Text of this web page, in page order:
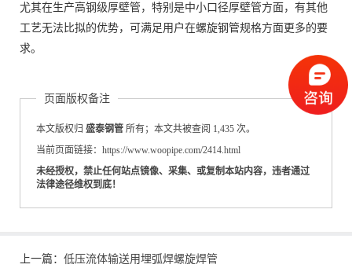
尤其在生产高钢级厚壁管，特别是中小口径厚壁管方面，有其他
工艺无法比拟的优势，可满足用户在螺旋钢管规格方面更多的要
求。
页面版权备注
本文版权归 盛泰钢管 所有；本文共被查阅 1,435 次。
当前页面链接：https://www.woopipe.com/2414.html
未经授权，禁止任何站点镜像、采集、或复制本站内容，违者通过
法律途径维权到底！
上一篇： 低压流体输送用埋弧焊螺旋焊管